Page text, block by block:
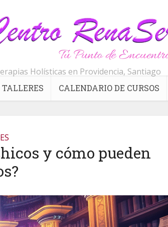
Holísticas en Providencia, Santiago
TALLERES CALENDARIO DE CURSOS
y cómo pueden